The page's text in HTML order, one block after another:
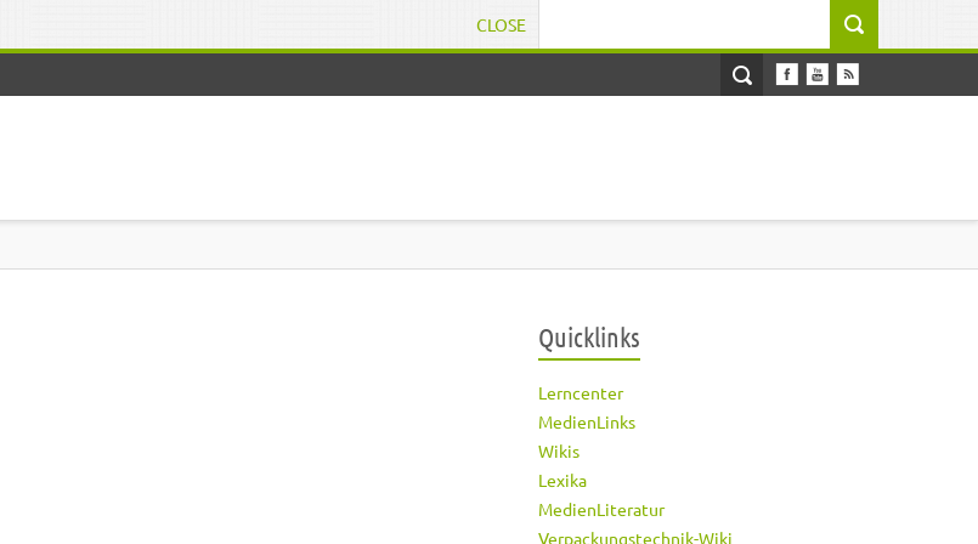
CLOSE
Quicklinks
Lerncenter
MedienLinks
Wikis
Lexika
MedienLiteratur
Verpackungstechnik-Wiki